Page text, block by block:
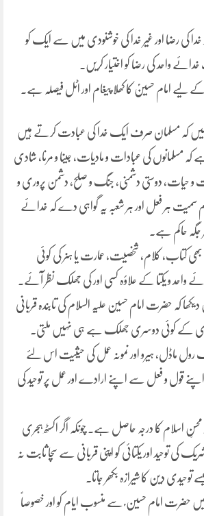
خدا کی رضا اور غیر خدا کی خوشنودی میں سے ایک کو
واحد کی رضا کو اختیار کریں۔
لیے امام حسینؑ کا کھلا پیغام اور اٹل فیصلہ ہے۔
کہ مسلمان صرف ایک خدا کی عبادت کرتے ہیں
مسلمانوں کی عبادات و مادیات، جینا و مرنا، شادی
و حیات، دوستی دشمنی، جنگ و صلح، دشمن پروری و
سمیت ہر فعل اور ہر شعبہ یہ گواہی دے کہ خدائے
حاکم ہے۔
کتاب، کلام، شخصیت، عمارت یا ہنر کی کوئی
واحد و یکتا کے علاؤہ کسی اور کی جھلک نظر آئے۔
کہ حضرت امام حسین علیہ السلام کی تابندہ قربانی
کے کوئی دوسری جھلک ہے ہی نہیں ملتی۔
رول ماڈل، ہیرو اور نمونہ عمل کی حیثیت اس لئے
و فعل سے اپنے ارادے اور عمل پر توحید کی
اسلام کا درجہ حاصل ہے۔ چونکہ اگر اکسٹھ ہجری
کی توحید اور یکتائی کو اپنی قربانی سے سچا ثابت نہ
توحیدی دین کا شیرازہ بکھر جاتا۔
حضرت امام حسین ؑ سے منسوب ایام کو اور خصوصاً